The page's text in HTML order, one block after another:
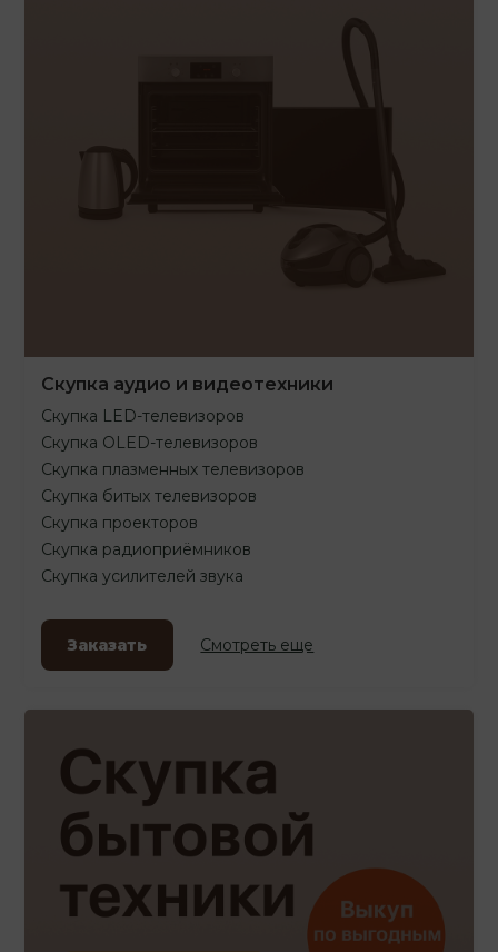
Скупка аудио и видеотехники
Скупка LED-телевизоров
Скупка OLED-телевизоров
Скупка плазменных телевизоров
Скупка битых телевизоров
Скупка проекторов
Скупка радиоприёмников
Скупка усилителей звука
Заказать Смотреть еще